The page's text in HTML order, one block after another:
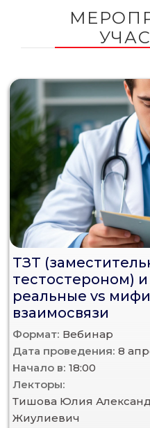
ТЗТ
тестостероном)
реальные vs
взаимосвязи
Формат: Вебинар
Дата проведения: 8
Начало в: 18:00
Лекторы:
Тишова Юлия
Жиулиевич